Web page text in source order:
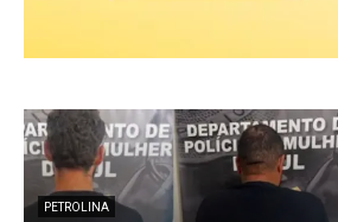
PETROLINA